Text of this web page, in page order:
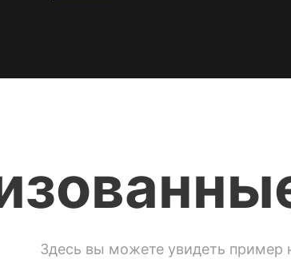
Здесь вы можете увидеть пример